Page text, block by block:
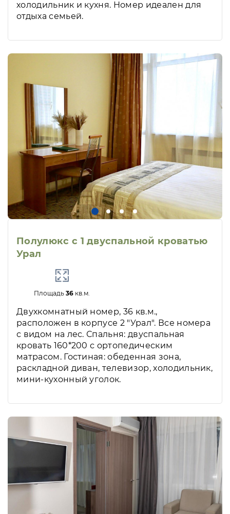
холодильник и кухня. Номер идеален для
отдыха семьей.
Полулюкс с 1 двуспальной кроватью
Урал
Площадь36 кв.м.
Двухкомнатный номер, 36 кв.м.,
расположен в корпусе 2 "Урал". Все номера
с видом на лес. Спальня: двуспальная
кровать 160*200 с ортопедическим
матрасом. Гостиная: обеденная зона,
раскладной диван, телевизор, холодильник,
мини-кухонный уголок.